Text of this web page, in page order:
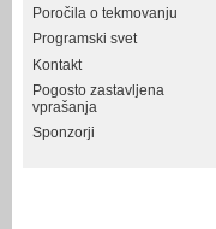
Poročila o tekmovanju
Programski svet
Kontakt
Pogosto zastavljena
vprašanja
Sponzorji